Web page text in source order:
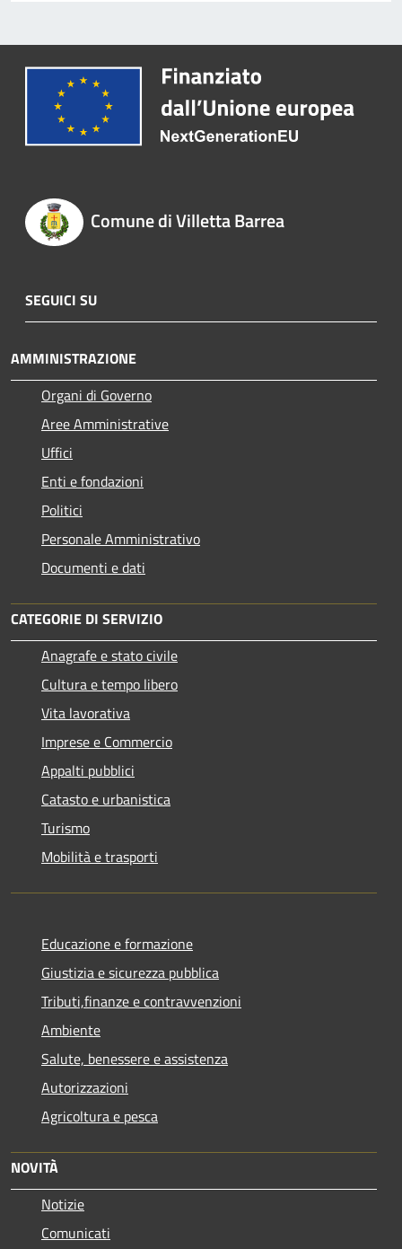
Comune di Villetta Barrea
SEGUICI SU
AMMINISTRAZIONE
Organi di Governo
Aree Amministrative
Uffici
Enti e fondazioni
Politici
Personale Amministrativo
Documenti e dati
CATEGORIE DI SERVIZIO
Anagrafe e stato civile
Cultura e tempo libero
Vita lavorativa
Imprese e Commercio
Appalti pubblici
Catasto e urbanistica
Turismo
Mobilità e trasporti
Educazione e formazione
Giustizia e sicurezza pubblica
Tributi,finanze e contravvenzioni
Ambiente
Salute, benessere e assistenza
Autorizzazioni
Agricoltura e pesca
NOVITÀ
Notizie
Comunicati